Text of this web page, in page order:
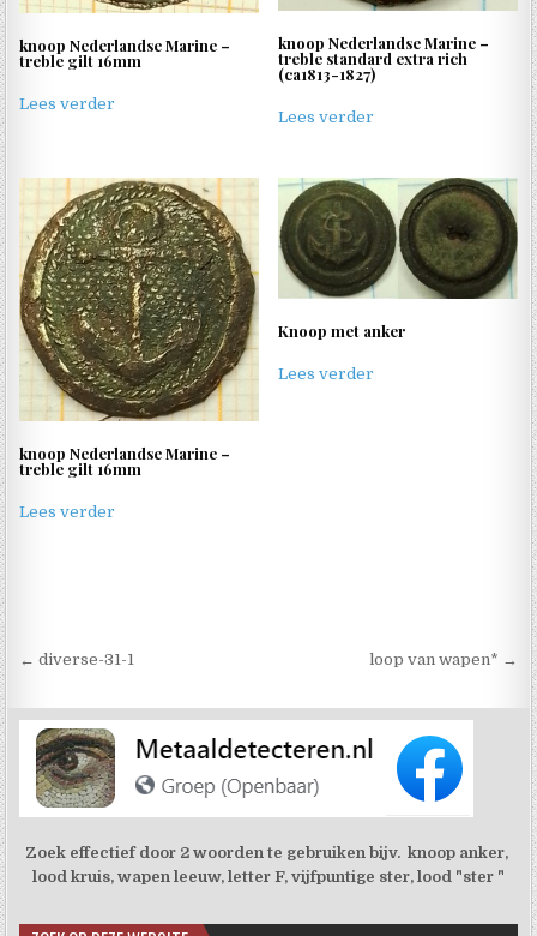
knoop Nederlandse Marine –
treble gilt 16mm
Lees verder
knoop Nederlandse Marine –
treble standard extra rich
(ca1813-1827)
Lees verder
knoop Nederlandse Marine –
treble gilt 16mm
Lees verder
Knoop met anker
Lees verder
Berichtnavigatie
← diverse-31-1 loop van wapen* →
Zoek effectief door 2 woorden te gebruiken bijv. knoop anker,
lood kruis, wapen leeuw, letter F, vijfpuntige ster, lood "ster "